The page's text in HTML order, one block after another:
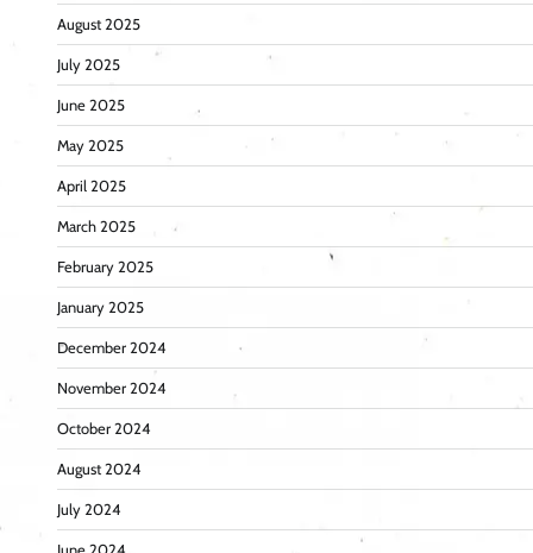
August 2025
July 2025
June 2025
May 2025
April 2025
March 2025
February 2025
January 2025
December 2024
November 2024
October 2024
August 2024
July 2024